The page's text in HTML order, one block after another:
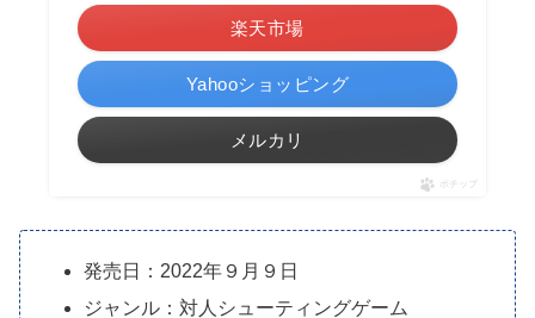
楽天市場
Yahooショッピング
メルカリ
ポチップ
発売日：2022年９月９日
ジャンル：対人シューティングゲーム